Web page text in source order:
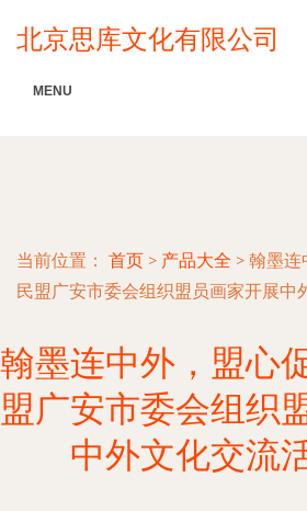
北京思库文化有限公司
MENU
当前位置： 首页 > 产品大全 > 翰墨
民盟广安市委会组织盟员画家开展中
翰墨连中外，盟
盟广安市委会组织
中外文化交流